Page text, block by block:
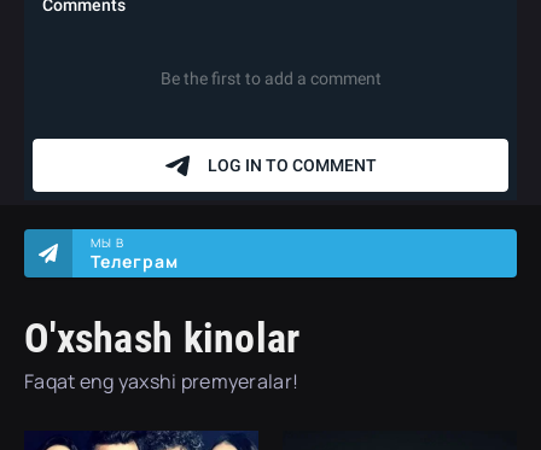
O'xshash kinolar
Faqat eng yaxshi premyeralar!
МЫ В
Телеграм